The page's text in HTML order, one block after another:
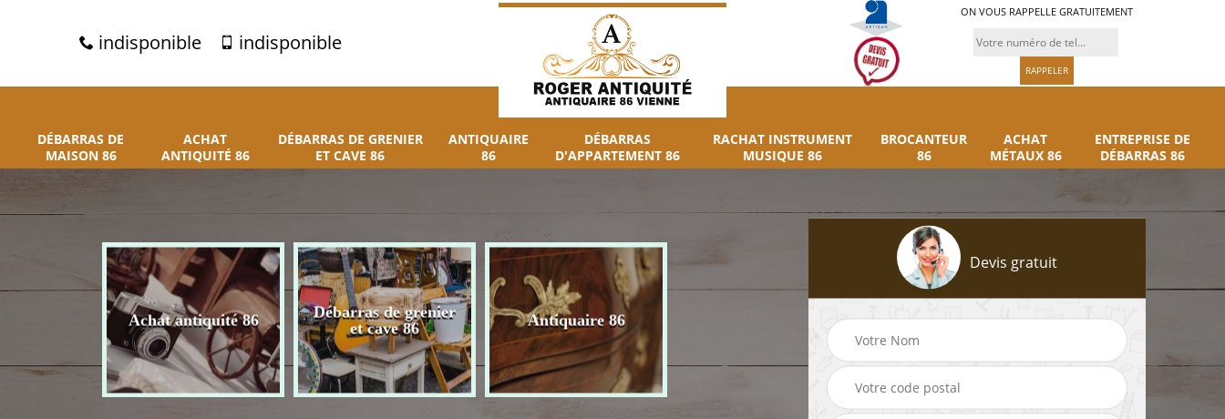
indisponible indisponible
ON VOUS RAPPELLE GRATUITEMENT
DÉBARRAS DE
MAISON 86
ACHAT
ANTIQUITÉ 86
DÉBARRAS DE GRENIER
ET CAVE 86
ANTIQUAIRE
86
DÉBARRAS
D'APPARTEMENT 86
RACHAT INSTRUMENT
MUSIQUE 86
BROCANTEUR
86
ACHAT
MÉTAUX 86
ENTREPRISE DE
DÉBARRAS 86
Achat antiquité 86
Débarras de grenier
et cave 86
Antiquaire 86
d'appartement 86
Brocanteur 86
Devis gratuit